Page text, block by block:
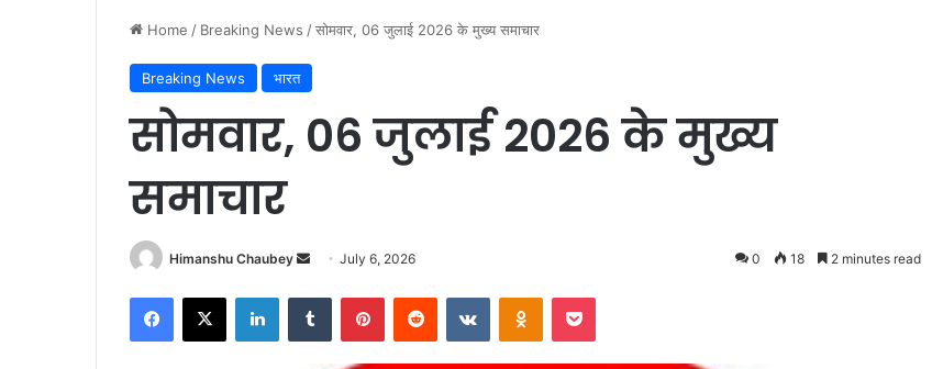
Home / Breaking News /सोमवार, 06 जुलाई 2026 के मुख्य समाचार
Breaking News भारत
सोमवार, 06 जुलाई 2026 के मुख्य
समाचार
Himanshu Chaubey July 6, 2026 0 18 2 minutes read